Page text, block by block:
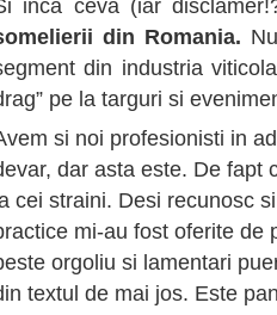
inca ceva (iar
din Romania.
din industria
pe la targuri si
si noi profesionisti in
dar asta este. De fapt
cei straini. Desi recunosc
mi-au fost oferite
orgoliu si lamentari
textul de mai jos. Este